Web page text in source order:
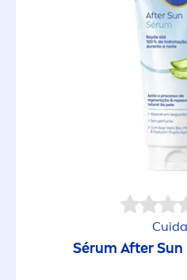
Sérum AfterSun